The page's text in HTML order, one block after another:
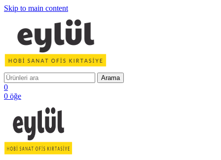
Skip to main content
Arama
0
0 öğe